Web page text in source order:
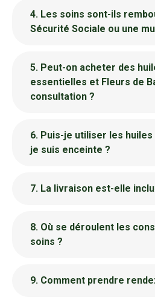
4. Les soins sont-ils
Sécurité Sociale ou une
5. Peut-on acheter des
essentielles et Fleurs de
consultation ?
6. Puis-je utiliser les
je suis enceinte ?
7. La livraison est-elle
8. Où se déroulent les
soins ?
9. Comment prendre